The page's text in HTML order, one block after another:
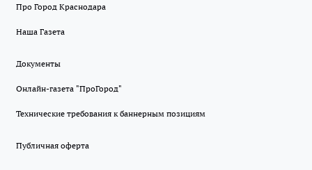
Про Город Краснодара
Наша Газета
Документы
Онлайн-газета "ПроГород"
Технические требования к баннерным позициям
Публичная оферта